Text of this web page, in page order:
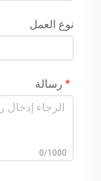
نوع العمل
رسالة
0/1000